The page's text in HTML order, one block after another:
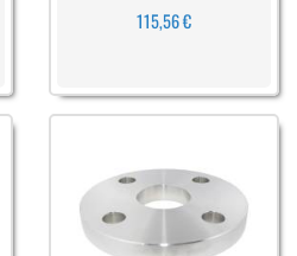
115,56 €